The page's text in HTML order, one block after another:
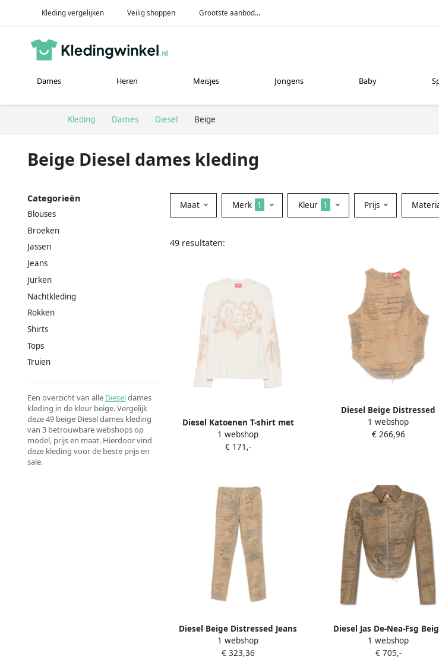
Kleding vergelijken Veilig shoppen Grootste aanbod...
Dames Heren Meisjes Jongens Baby
Kleding Dames Diesel Beige
Beige Diesel dames kleding
Categorieën
Blouses
Broeken
Jassen
Jeans
Jurken
Nachtkleding
Rokken
Shirts
Tops
Truien
Een overzicht van alle Dieseldames
kleding in de kleur beige. Vergelijk
deze 49 beige Diesel dames kleding
van 3 betrouwbare webshops op
model, prijs en maat. Hierdoor vind
deze kleding voor de beste prijs en
sale.
Maat Merk 1 Kleur 1 Prijs
49 resultaten:
Diesel Katoenen T-shirt met
lange mouwen en grafische print
Beige
1 webshop
€ 171,-
Diesel Beige Distressed
Mouwloze Top Beige Dames
1 webshop
€ 266,96
Diesel Beige Distressed Jeans
met Klassieke Stijl Beige Dames
1 webshop
€ 323,36
Diesel Jas De-Nea-Fsg
Dames
1 webshop
€ 705,-